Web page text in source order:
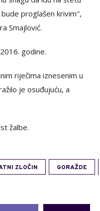
proglašen krivim",
Smajlović.
godine.
riječima iznesenim u
je osuđujuću, a
žalbe.
ZLOČIN GORAŽDE